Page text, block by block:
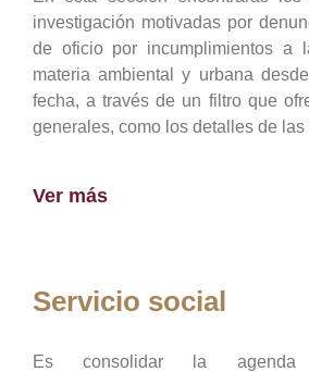
investigación motivadas por
de oficio por incumplimientos a
materia ambiental y urbana
fecha, a través de un filtro que
generales, como los detalles de
Ver más
Servicio social
Es consolidar la agenda